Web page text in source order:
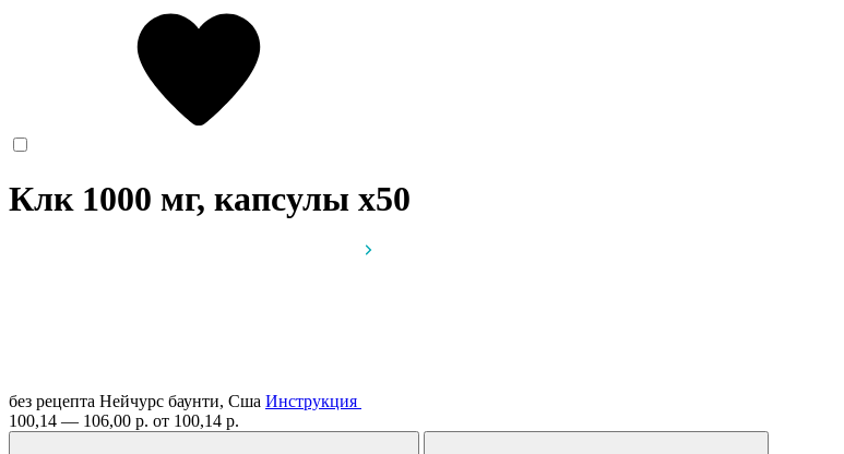
Клк 1000 мг, капсулы x50
без рецепта Нейчурс баунти, Сша Инструкция
100,14 — 106,00 р. от 100,14 р.